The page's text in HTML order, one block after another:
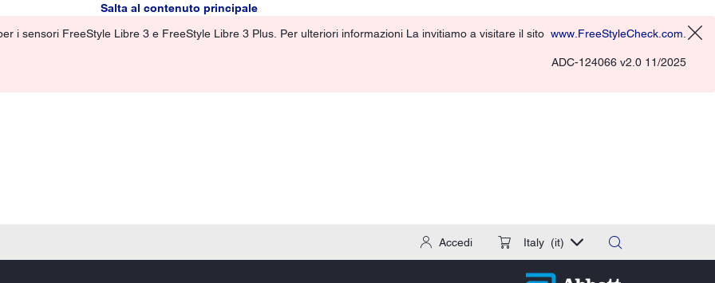
Salta al contenuto principale
i sensori FreeStyle Libre 3 e FreeStyle Libre 3 Plus. Per ulteriori informazioni La invitiamo a visitare il sito www.FreeStyleCheck.com
ADC-124066 v2.0 11/2025
Accedi Italy (it)